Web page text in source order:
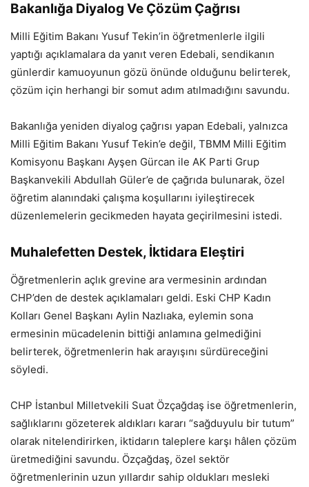
Bakanlığa Diyalog Ve Çözüm Çağrısı
Milli Eğitim Bakanı Yusuf Tekin’in öğretmenlerle ilgili
yaptığı açıklamalara da yanıt veren Edebali, sendikanın
günlerdir kamuoyunun gözü önünde olduğunu belirterek,
çözüm için herhangi bir somut adım atılmadığını savundu.
Bakanlığa yeniden diyalog çağrısı yapan Edebali, yalnızca
Milli Eğitim Bakanı Yusuf Tekin’e değil, TBMM Milli Eğitim
Komisyonu Başkanı Ayşen Gürcan ile AK Parti Grup
Başkanvekili Abdullah Güler’e de çağrıda bulunarak, özel
öğretim alanındaki çalışma koşullarını iyileştirecek
düzenlemelerin gecikmeden hayata geçirilmesini istedi.
Muhalefetten Destek, İktidara Eleştiri
Öğretmenlerin açlık grevine ara vermesinin ardından
CHP’den de destek açıklamaları geldi. Eski CHP Kadın
Kolları Genel Başkanı Aylin Nazlıaka, eylemin sona
ermesinin mücadelenin bittiği anlamına gelmediğini
belirterek, öğretmenlerin hak arayışını sürdüreceğini
söyledi.
CHP İstanbul Milletvekili Suat Özçağdaş ise öğretmenlerin,
sağlıklarını gözeterek aldıkları kararı “sağduyulu bir tutum”
olarak nitelendirirken, iktidarın taleplere karşı hâlen çözüm
üretmediğini savundu. Özçağdaş, özel sektör
öğretmenlerinin uzun yıllardır sahip oldukları mesleki